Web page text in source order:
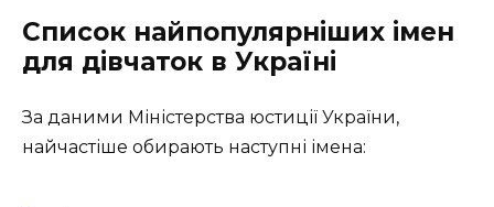
Список найпопулярніших імен
для дівчаток в Україні
За даними Міністерства юстиції України,
найчастіше обирають наступні імена: